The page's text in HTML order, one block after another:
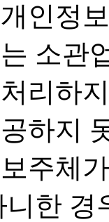
인정
소관
리하
하지
주체
한 경